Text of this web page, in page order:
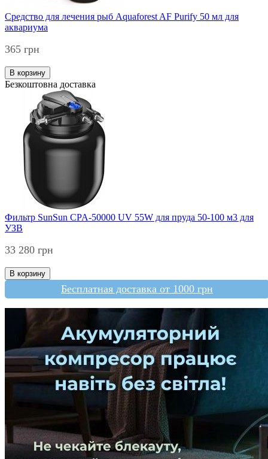
Средство для лечения рыб Aquaforest AF Purify 50 мл для
аквариума
365 грн
В корзину
Безкоштовна доставка
Фильтр SunSun CPA-50000 UV 55W для пруда 50-100 м3 для
УЗВ
33 280 грн
В корзину
Бесплатная доставка от 1000 грн